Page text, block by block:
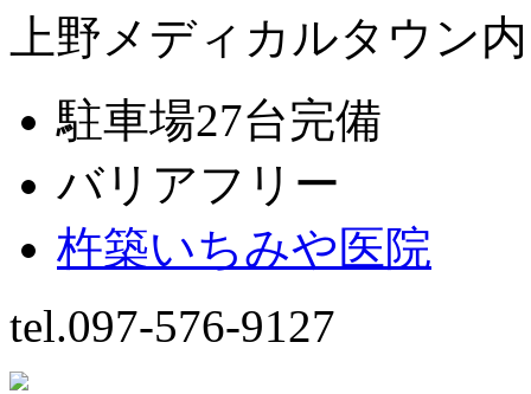
上野メディカルタウン内
駐車場27台完備
バリアフリー
杵築いちみや医院
tel.097-576-9127